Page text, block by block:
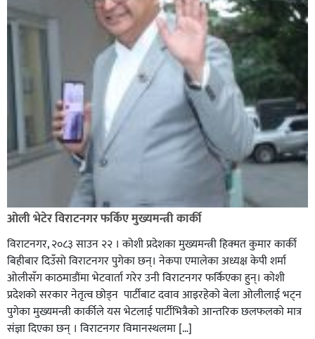
ओली भेटेर विराटनगर फर्किए मुख्यमन्त्री कार्की
विराटनगर, २०८३ साउन २२ । कोशी प्रदेशका मुख्यमन्त्री हिक्मत कुमार कार्की
बिहीबार दिउँसो विराटनगर पुगेका छन्। नेकपा एमालेका अध्यक्ष केपी शर्मा
ओलीसँग काठमाडौंमा भेटवार्ता गरेर उनी विराटनगर फर्किएका हुन्। काेशी
प्रदेशकाे सरकार नेतृत्व छाेड्न पार्टीबाट दवाव आइरहेकाे बेला ओलीलाई भट्न
पुगेका मुख्यमन्त्री कार्कीले यस भेटलाई पार्टीभित्रैको आन्तरिक छलफलकाे मात्र
संज्ञा दिएका छन् । विराटनगर विमानस्थलमा […]